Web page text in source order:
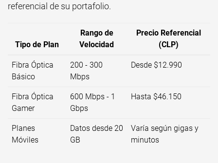
referencial de su portafolio.
Tipo de Plan
Rango de
Velocidad
Precio Referencial
(CLP)
Fibra Óptica
Básico
200 - 300
Mbps
Desde $12.990
Fibra Óptica
Gamer
600 Mbps - 1
Gbps
Hasta $46.150
Planes
Móviles
Datos desde 20
GB
Varía según gigas y
minutos